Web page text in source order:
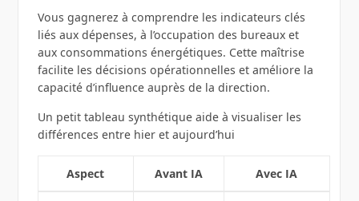
Vous gagnerez à comprendre les indicateurs clés
liés aux dépenses, à l’occupation des bureaux et
aux consommations énergétiques. Cette maîtrise
facilite les décisions opérationnelles et améliore la
capacité d’influence auprès de la direction.
Un petit tableau synthétique aide à visualiser les
différences entre hier et aujourd’hui
Aspect Avant IA Avec IA